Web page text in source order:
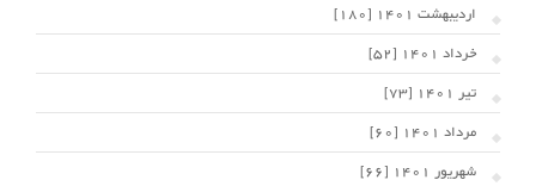
اردیبهشت 1401 [180]
خرداد 1401 [52]
تیر 1401 [73]
مرداد 1401 [60]
شهریور 1401 [66]